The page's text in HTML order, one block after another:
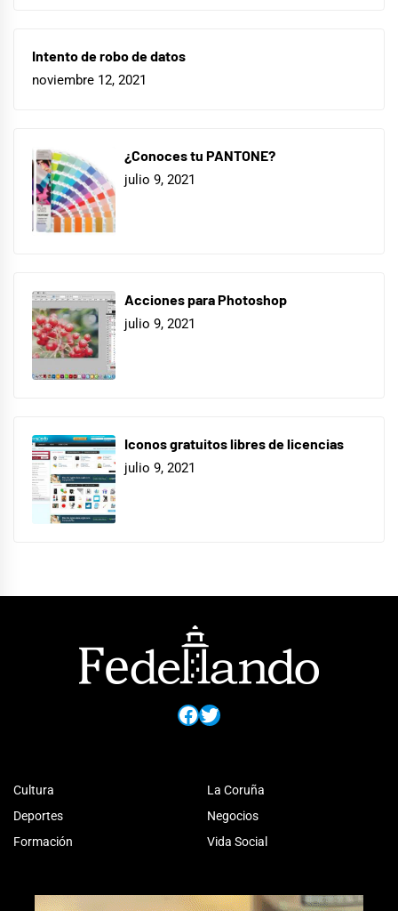
Intento de robo de datos
noviembre 12, 2021
¿Conoces tu PANTONE?
julio 9, 2021
Acciones para Photoshop
julio 9, 2021
Iconos gratuitos libres de licencias
julio 9, 2021
Facebook
Twitter
Cultura
Deportes
Formación
La Coruña
Negocios
Vida Social